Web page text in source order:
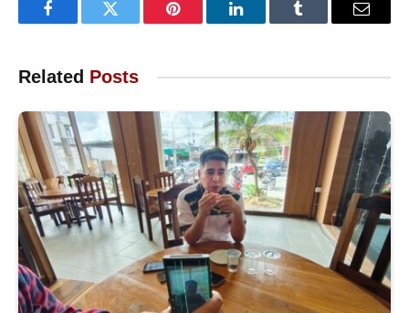
FacebookTwitter Pinterest LinkedInTumblr Email
Related Posts